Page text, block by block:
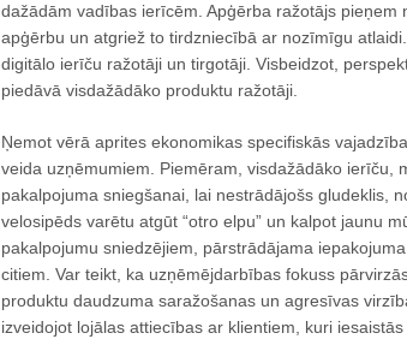
dažādām vadības ierīcēm. Apģērba ražotājs pieņem
apģērbu un atgriež to tirdzniecībā ar nozīmīgu
digitālo ierīču ražotāji un tirgotāji. Visbeidzot,
piedāvā visdažādāko produktu ražotāji.
Ņemot vērā aprites ekonomikas specifiskās
veida uzņēmumiem. Piemēram, visdažādāko ierīču,
pakalpojuma sniegšanai, lai nestrādājošs gludeklis,
velosipēds varētu atgūt “otro elpu” un kalpot jaunu
pakalpojumu sniedzējiem, pārstrādājama
citiem. Var teikt, ka uzņēmējdarbības fokuss
produktu daudzuma saražošanas un agresīvas
izveidojot lojālas attiecības ar klientiem, kuri